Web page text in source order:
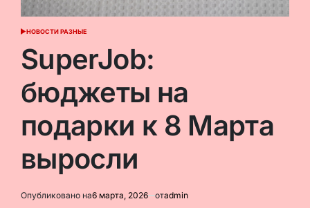
ОПУБЛИКОВАНО
НОВОСТИ РАЗНЫЕ
SuperJob:
бюджеты на
подарки к 8 Марта
выросли
Опубликовано на6 марта, 2026 отadmin